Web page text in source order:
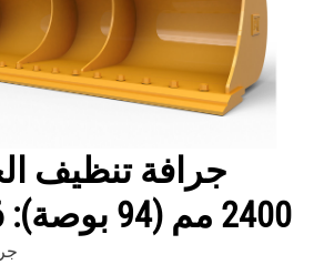
جرافة تنظيف
2400 مم (94 بوصة): 456-2376